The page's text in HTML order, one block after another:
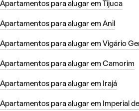
Apartamentos para alugar em Tijuca
Apartamentos para alugar em Anil
Apartamentos para alugar em Vigário
Apartamentos para alugar em Camorim
Apartamentos para alugar em Irajá
Apartamentos para alugar em Imperial